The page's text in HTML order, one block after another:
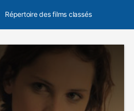
Répertoire des films classés